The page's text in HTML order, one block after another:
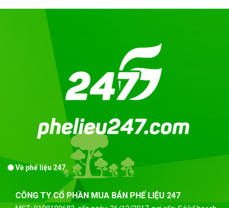
Về phế liệu 247
CÔNG TY CỔ PHẦN MUA BÁN PHẾ LIỆU 247